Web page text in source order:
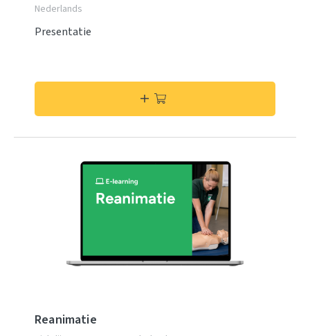
Nederlands
Presentatie
Reanimatie